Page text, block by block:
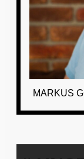
MARKUS